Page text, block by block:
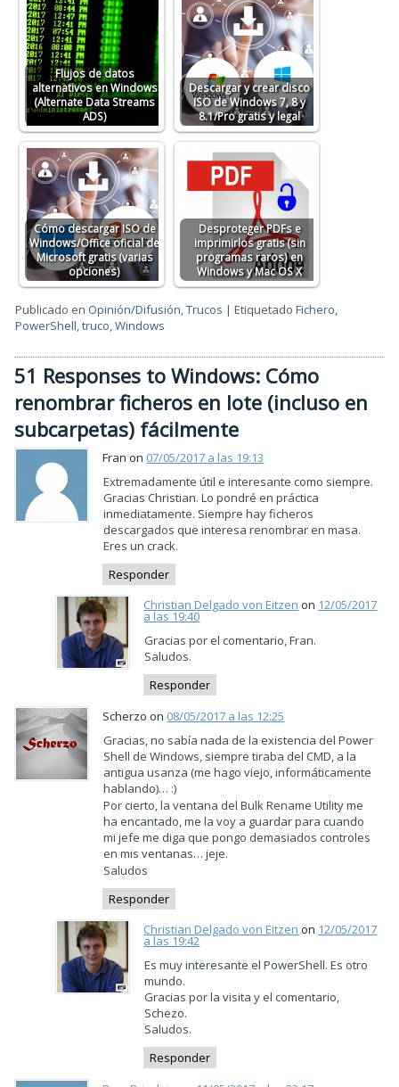
Flujos de datos
alternativos en Windows
(Alternate Data Streams
ADS)
Descargar y crear disco
ISO de Windows 7, 8 y
8.1/Pro gratis y legal
Cómo descargar ISO de
Windows/Office oficial de
Microsoft gratis (varias
opciones)
Desproteger PDFs e
imprimirlos gratis (sin
programas raros) en
Windows y Mac OS X
Publicado en Opinión/Difusión,Trucos |Etiquetado Fichero,
PowerShell,truco,Windows
51 Responses to Windows: Cómo
renombrar ficheros en lote (incluso en
subcarpetas) fácilmente
Fran on 07/05/2017 a las 19:13
Extremadamente útil e interesante como siempre.
Gracias Christian. Lo pondré en práctica
inmediatamente. Siempre hay ficheros
descargados que interesa renombrar en masa.
Eres un crack.
Responder
Christian Delgado von Eitzen on 12/05/2017
a las 19:40
Gracias por el comentario, Fran.
Saludos.
Responder
Scherzo on 08/05/2017 a las 12:25
Gracias, no sabía nada de la existencia del Power
Shell de Windows, siempre tiraba del CMD, a la
antigua usanza (me hago viejo, informáticamente
hablando)… :)
Por cierto, la ventana del Bulk Rename Utility me
ha encantado, me la voy a guardar para cuando
mi jefe me diga que pongo demasiados controles
en mis ventanas… jeje.
Saludos
Responder
Christian Delgado von Eitzen on 12/05/2017
a las 19:42
Es muy interesante el PowerShell. Es otro
mundo.
Gracias por la visita y el comentario,
Schezo.
Saludos.
Responder